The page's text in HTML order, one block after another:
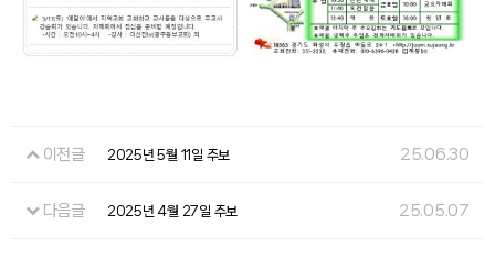
이전글 2025년 5월 11일 주보 25.06.30
다음글 2025년 4월 27일 주보 25.05.07